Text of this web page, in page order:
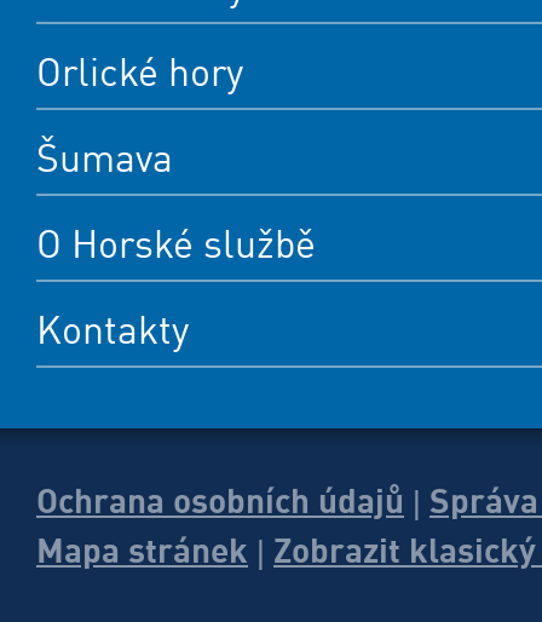
Orlické hory
Šumava
O Horské službě
Kontakty
Ochrana osobních údajů
Mapa stránek
Zobrazit